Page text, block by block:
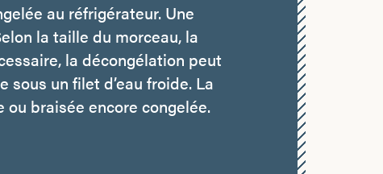
au réfrigérateur. Une
la taille du morceau, la
la décongélation peut
un filet d’eau froide. La
braisée encore congelée.